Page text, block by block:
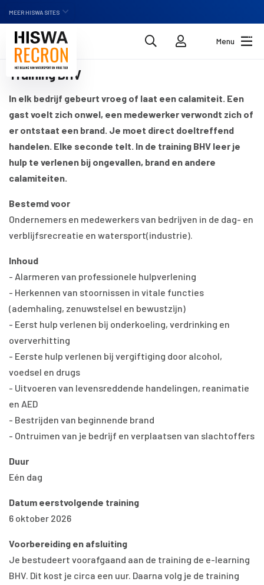
MEER HISWA SITES
NL
Menu
Training BHV
In elk bedrijf gebeurt vroeg of laat een calamiteit. Een
gast voelt zich onwel, een medewerker verwondt zich of
er ontstaat een brand. Je moet direct doeltreffend
handelen. Elke seconde telt. In de training BHV leer je
hulp te verlenen bij ongevallen, brand en andere
calamiteiten.
Bestemd voor
Ondernemers en medewerkers van bedrijven in de dag- en
verblijfsrecreatie en watersport(industrie).
Inhoud
- Alarmeren van professionele hulpverlening
- Herkennen van stoornissen in vitale functies
(ademhaling, zenuwstelsel en bewustzijn)
- Eerst hulp verlenen bij onderkoeling, verdrinking en
oververhitting
- Eerste hulp verlenen bij vergiftiging door alcohol,
voedsel en drugs
- Uitvoeren van levensreddende handelingen, reanimatie
en AED
- Bestrijden van beginnende brand
- Ontruimen van je bedrijf en verplaatsen van slachtoffers
Duur
Eén dag
Datum eerstvolgende training
6 oktober 2026
Voorbereiding en afsluiting
Je bestudeert voorafgaand aan de training de e-learning
BHV. Dit kost je circa een uur. Daarna volg je de training